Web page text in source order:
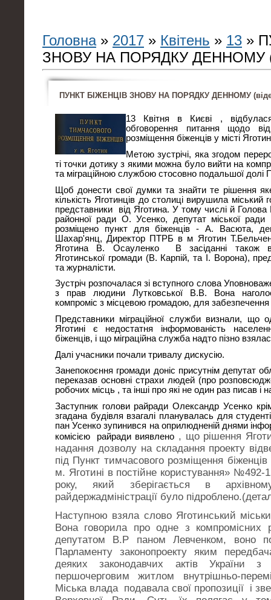
Головна» 2017 » Квітень » 13 »
ЗНОВУ НА ПОРЯДКУ ДЕННОМУ
ПУНКТ БІЖЕНЦІВ ЗНОВУ НА ПОРЯДКУ ДЕННОМУ
13 Квітня в Києві ,
обговорення питання щодо
розміщення біженців у місті
Метою зустрічі, яка згодом
ті точки дотику з якими можна було вийти на
та міграційною службою стосовно подальшої долі
Щоб донести свої думки та знайти те рішення
кількість Яготинців до столиці вирушила міський
представники від Яготина. У тому числі й
районної ради О. Усенко, депутат міської ради
розміщено пункт для біженців - А. Васюта,
Шахар'янц, Директор ПТРБ в м Яготин
Яготина В. Осауленко В засіданні також
Яготинської громади (В. Карпій, та І. Ворона),
та журналісти.
Зустріч розпочалася зі вступного слова
з прав людини Лутковської В.В. Вона
компроміс з місцевою громадою, для забезпечення
Представники міграційної служби визнали, що
Яготині є недостатня інформованість
біженців, і що міграційна служба надто пізно
Далі учасники почали тривалу дискусію.
Занепокоєння громади доніс присутнім депутат
переказав основні страхи людей (про
робочих місць , та інші про які не один раз писав і
Заступник голови райради Олександр Усенко
згадана будівля взагалі планувалась для
пан Усенко зупинився на оприлюдненій днями
комісією райради виявлено , що рішення
надання дозволу на складання проекту
під Пункт тимчасового розміщення
м. Яготині в постійне користування» №492-
року, який зберігається в
райдержадміністрації було
Наступною взяла слово Яготинський
Вона говорила про одне з компромісних
депутатом В.Р паном Левченком, воно
Парламенту законопроекту яким
деяких законодавчих актів України
першочерговим житлом внутрішньо-
Міська влада подавала свої пропозиції і